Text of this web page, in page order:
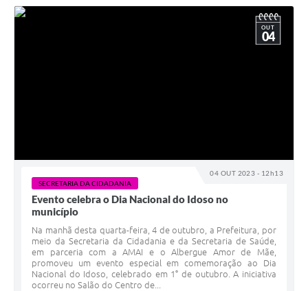
04 OUT 2023 - 12h13
OUT
04
SECRETARIA DA CIDADANIA
Evento celebra o Dia Nacional do Idoso no
município
Na manhã desta quarta-feira, 4 de outubro, a Prefeitura, por
meio da Secretaria da Cidadania e da Secretaria de Saúde,
em parceria com a AMAI e o Albergue Amor de Mãe,
promoveu um evento especial em comemoração ao Dia
Nacional do Idoso, celebrado em 1° de outubro. A iniciativa
ocorreu no Salão do Centro de...